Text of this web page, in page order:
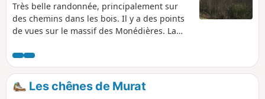
Très belle randonnée, principalement sur
des chemins dans les bois. Il y a des points
de vues sur le massif des Monédières. La
l'impressionnant viaduc autoroutier de Tulle.
Les chênes de Murat